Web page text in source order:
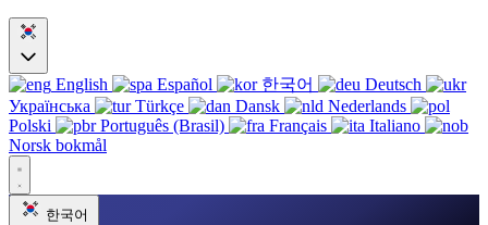
English Español 한국어
Deutsch
Українська
Türkçe Dansk
Nederlands
Polski
Português (Brasil) Français
Italiano
Norsk bokmål
한국어